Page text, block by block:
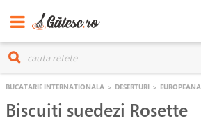
BUCATARIE INTERNATIONALA > DESERTURI > EUROPEANA
Biscuiti suedezi Rosette